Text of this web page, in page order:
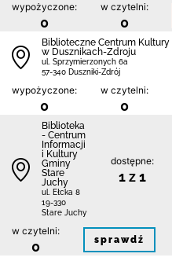
wypożyczone:
0
w czytelni:
0
Biblioteczne Centrum Kultury
w Dusznikach-Zdroju
ul. Sprzymierzonych 6a
57-340 Duszniki-Zdrój
wypożyczone:
0
w czytelni:
0
Biblioteka
- Centrum
Informacji
i Kultury
Gminy
Stare
Juchy
ul. Ełcka 8
19-330
Stare Juchy
dostępne:
1 z 1
w czytelni:
0 sprawdź